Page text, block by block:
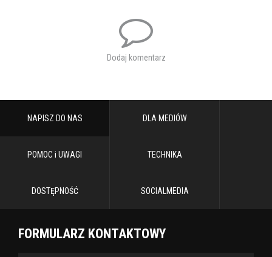
Dodaj komentarz
NAPISZ DO NAS DLA MEDIÓW
POMOC i UWAGI TECHNIKA
DOSTĘPNOŚĆ SOCIALMEDIA
FORMULARZ KONTAKTOWY